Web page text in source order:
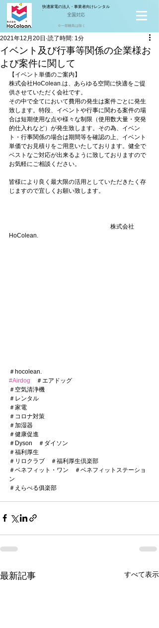
快適家電の法人・事業者向けレンタル
全国対応
※一部離島は除く
イベント及び行事等関係の企業様お
よび案件に関して
2021年12月20日 読了時間: 1分
【イベント単価のご案内】
株式会社HoColean.は、あらゆる空間に快適をご提
供させていただく会社です。
その中で全てにおいて費用の発生は案件ごとに発生
致します。特段、イベントや行事に関わる案件の場
合は短期使用な点や様々な制限（使用数大量・突発
的仕入れなど）が発生致します。その為、イベン
ト・行事関係の場合は期間等を確認の上、イベント
単価でお見積りをご用意いたしております。健全で
ベストなご対応が出来るように致しておりますので
お気軽にご相談ください。
皆様により良く最大限の活用としていただきたく存
じますので宜しくお願い致します。
株式会社
HoColean.
＃hocolean.
#Airdog ＃エアドッグ
＃空気清浄機
＃レンタル
＃家電
＃コロナ対策
＃加湿器
＃健康促進
＃Dyson　＃ダイソン
＃福利厚生
＃リロクラブ　＃福利厚生倶楽部
＃ベネフィット・ワン　＃ベネフィットステーショ
ン
＃えらべる俱楽部
最新記事 すべて表示